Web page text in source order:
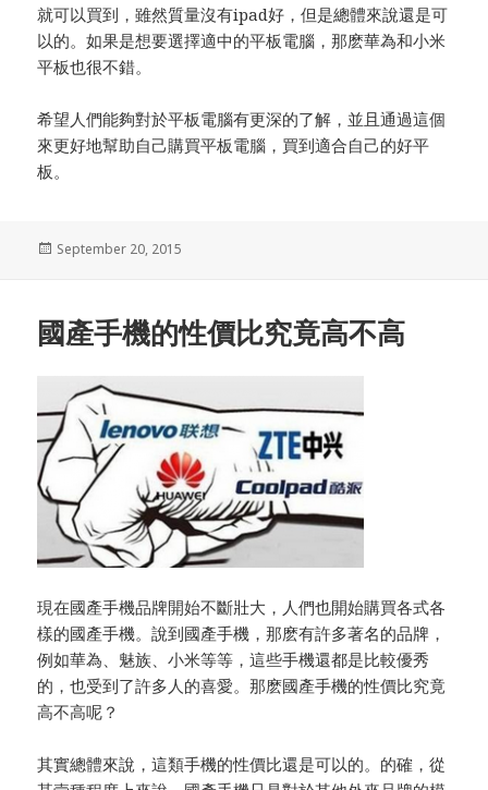
就可以買到，雖然質量沒有ipad好，但是總體來說還是可
以的。如果是想要選擇適中的平板電腦，那麽華為和小米
平板也很不錯。
希望人們能夠對於平板電腦有更深的了解，並且通過這個
來更好地幫助自己購買平板電腦，買到適合自己的好平
板。
Posted
September 20, 2015
國產手機的性價比究竟高不高
現在國產手機品牌開始不斷壯大，人們也開始購買各式各
樣的國產手機。說到國產手機，那麽有許多著名的品牌，
例如華為、魅族、小米等等，這些手機還都是比較優秀
的，也受到了許多人的喜愛。那麽國產手機的性價比究竟
高不高呢？
其實總體來說，這類手機的性價比還是可以的。的確，從